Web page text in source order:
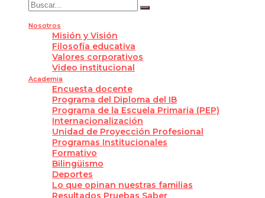
Nosotros
Misión y Visión
Filosofía educativa
Valores corporativos
Video institucional
Academia
Encuesta docente
Programa del Diploma del IB
Programa de la Escuela Primaria (PEP)
Internacionalización
Unidad de Proyección Profesional
Programas Institucionales
Formativo
Bilingüismo
Deportes
Lo que opinan nuestras familias
Resultados Pruebas Saber